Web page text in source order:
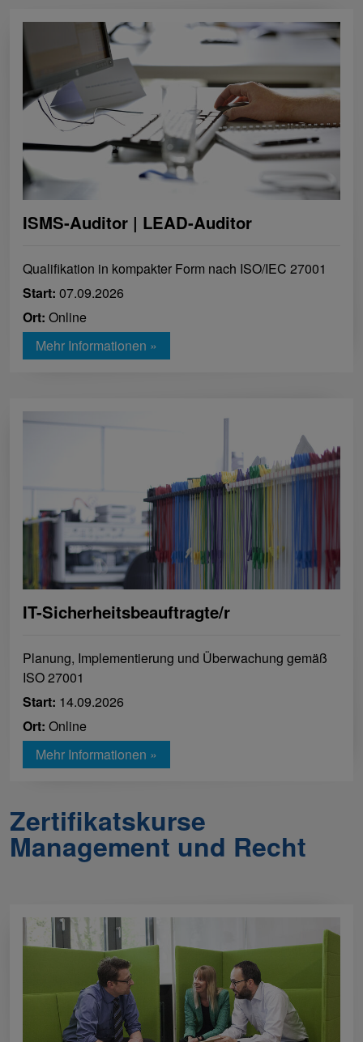
ISMS-Auditor | LEAD-Auditor
Qualifikation in kompakter Form nach ISO/IEC 27001
Start: 07.09.2026
Ort: Online
Mehr Informationen »
IT-Sicherheitsbeauftragte/r
Planung, Implementierung und Überwachung gemäß
ISO 27001
Start: 14.09.2026
Ort: Online
Mehr Informationen »
Zertifikatskurse
Management und Recht